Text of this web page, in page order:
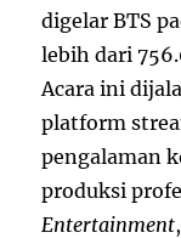
digelar BTS
lebih dari
Acara ini
platform
pengalaman
produksi
Entertainment